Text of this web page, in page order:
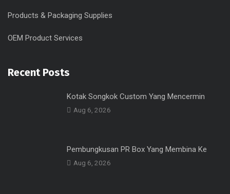
Products & Packaging Supplies
OEM Product Services
Recent Posts
Kotak Songkok Custom Yang Mencermin
Aug 6, 2026
Pembungkusan PR Box Yang Membina Ke
Aug 6, 2026